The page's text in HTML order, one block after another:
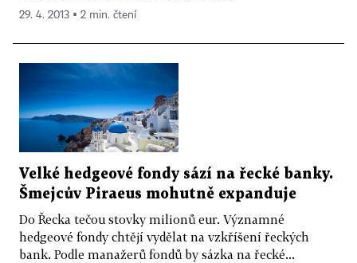
29. 4. 2013 ▪ 2 min. čtení
Velké hedgeové fondy sází na řecké banky.
Šmejcův Piraeus mohutně expanduje
Do Řecka tečou stovky milionů eur. Významné
hedgeové fondy chtějí vydělat na vzkříšení řeckých
bank. Podle manažerů fondů by sázka na řecké...